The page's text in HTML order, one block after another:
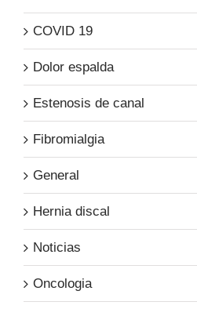
COVID 19
Dolor espalda
Estenosis de canal
Fibromialgia
General
Hernia discal
Noticias
Oncologia